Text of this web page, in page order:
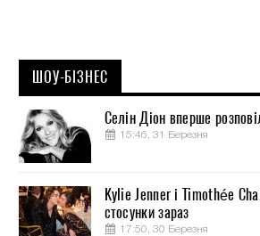
ШОУ-БІЗНЕС
Селін Діон вперше
15:46, 31 Березня
Kylie Jenner і Timothée
стосунки зараз
17:50, 30 Березня